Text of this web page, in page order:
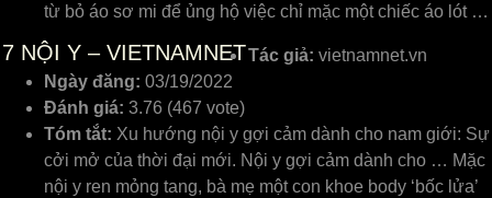
từ bỏ áo sơ mi để ủng hộ việc chỉ mặc một chiếc áo lót …
7 NỘI Y – VIETNAMNETTác giả: vietnamnet.vn
Ngày đăng: 03/19/2022
Đánh giá: 3.76 (467 vote)
Tóm tắt: Xu hướng nội y gợi cảm dành cho nam giới: Sự
cởi mở của thời đại mới. Nội y gợi cảm dành cho … Mặc
nội y ren mỏng tang, bà mẹ một con khoe body ‘bốc lửa’